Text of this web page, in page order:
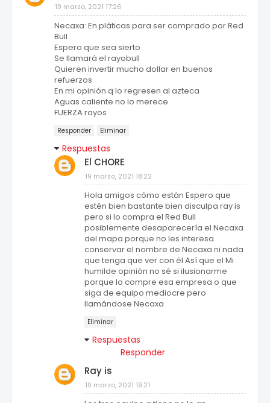
19 marzo, 2021 17:26
Necaxa: En pláticas para ser comprado por Red
Bull
Espero que sea sierto
Se llamará el rayobull
Quieren invertir mucho dollar en buenos
refuerzos
En mi opinión q lo regresen al azteca
Aguas caliente no lo merece
FUERZA rayos
Responder Eliminar
Respuestas
El CHORE
19 marzo, 2021 18:22
Hola amigos cómo están Espero que
estén bien bastante bien disculpa ray is
pero si lo compra el Red Bull
posiblemente desaparecería el Necaxa
del mapa porque no les interesa
conservar el nombre de Necaxa ni nada
que tenga que ver con él Así que el Mi
humilde opinión no sé si ilusionarme
porque lo compre esa empresa o que
siga de equipo mediocre pero
llamándose Necaxa
Eliminar
Respuestas
Responder
Ray is
19 marzo, 2021 19:21